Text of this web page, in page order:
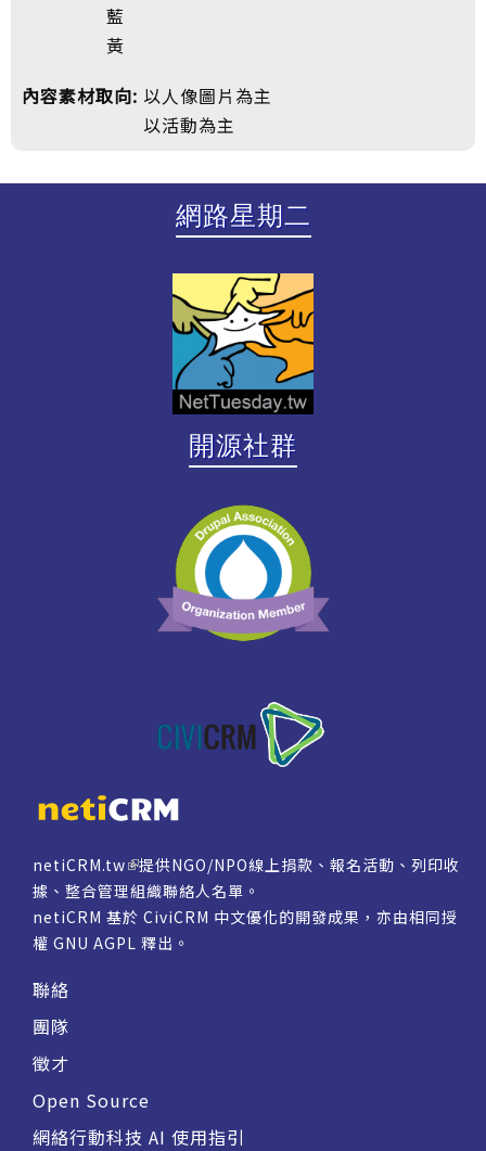
藍
黃
內容素材取向: 以人像圖片為主
以活動為主
網路星期二
開源社群
netiCRM.tw
提供NGO/NPO線上捐款、報名活動、列印收
據、整合管理組織聯絡人名單。
netiCRM 基於 CiviCRM 中文優化的開發成果，亦由相同授
權 GNU AGPL 釋出。
聯絡
團隊
徵才
Open Source
網絡行動科技 AI 使用指引